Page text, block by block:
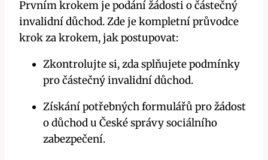
Prvním krokem je podání žádosti o částečný
invalidní důchod. Zde je kompletní průvodce
krok za krokem, jak postupovat:
Zkontrolujte si, zda splňujete podmínky
pro částečný invalidní důchod.
Získání potřebných formulářů pro žádost
o důchod u České správy sociálního
zabezpečení.